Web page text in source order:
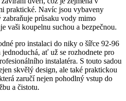
praktické. Navíc jsou vybaveny
zabraňuje průsaku vody mimo
vaši koupelnu suchou a bezpečnou.
pro instalaci do niky o šířce 92-96
ať už se rozhodnete pro
instalatéra. S touto sadou
skvělý design, ale také praktickou
zaručí nejen pohodlný vstup do
a čistotu.